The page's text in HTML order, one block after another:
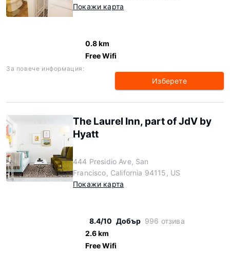
Покажи карта
0.8 km
Free Wifi
За повече информация:
Изберете
The Laurel Inn, part of JdV by
Hyatt
444 Presidio Ave, San
Francisco, California 94115, US
Покажи карта
8.4/10 Добър 996 отзива
2.6 km
Free Wifi